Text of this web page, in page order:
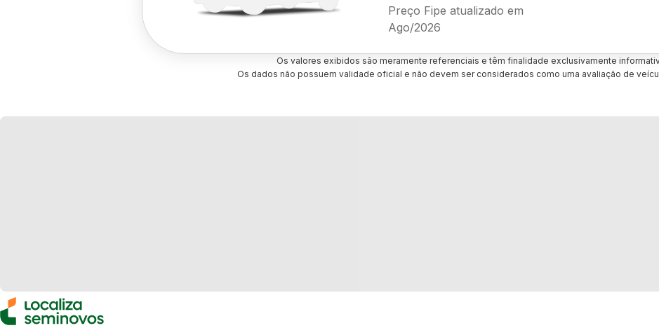
Preço Fipe atualizado em
Ago/2026
Os valores exibidos são meramente referenciais e têm finalidade exclusivamente
Os dados não possuem validade oficial e não devem ser considerados como uma avaliação de